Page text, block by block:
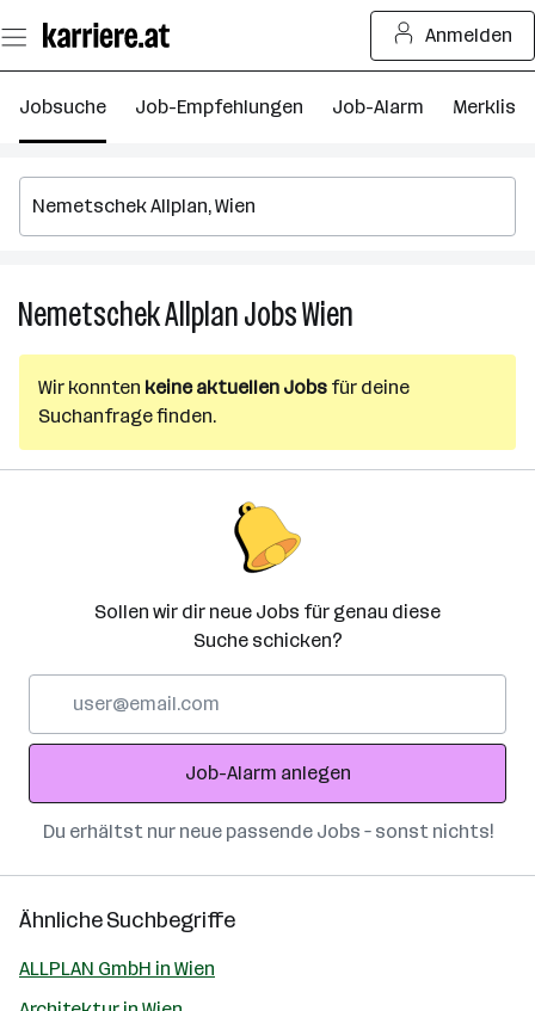
Seiteninhalt
springen
Anmelden
Jobsuche Job-Empfehlungen Job-Alarm Merkliste
Nemetschek AllplanJobsWien
in
Wir konnten keine aktuellen Jobs für deine
Suchanfrage finden.
Sollen wir dir neue Jobs für genau diese
Suche schicken?
Adresse
Job-Alarm anlegen
Du erhältst nur neue passende Jobs – sonst nichts!
Ähnliche Suchbegriffe
ALLPLAN GmbH in Wien